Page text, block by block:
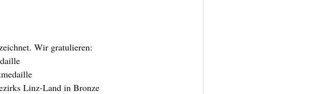
Wir gratulieren:
Linz-Land in Bronze